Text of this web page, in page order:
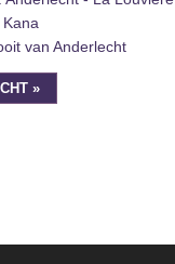
van Anderlecht
»